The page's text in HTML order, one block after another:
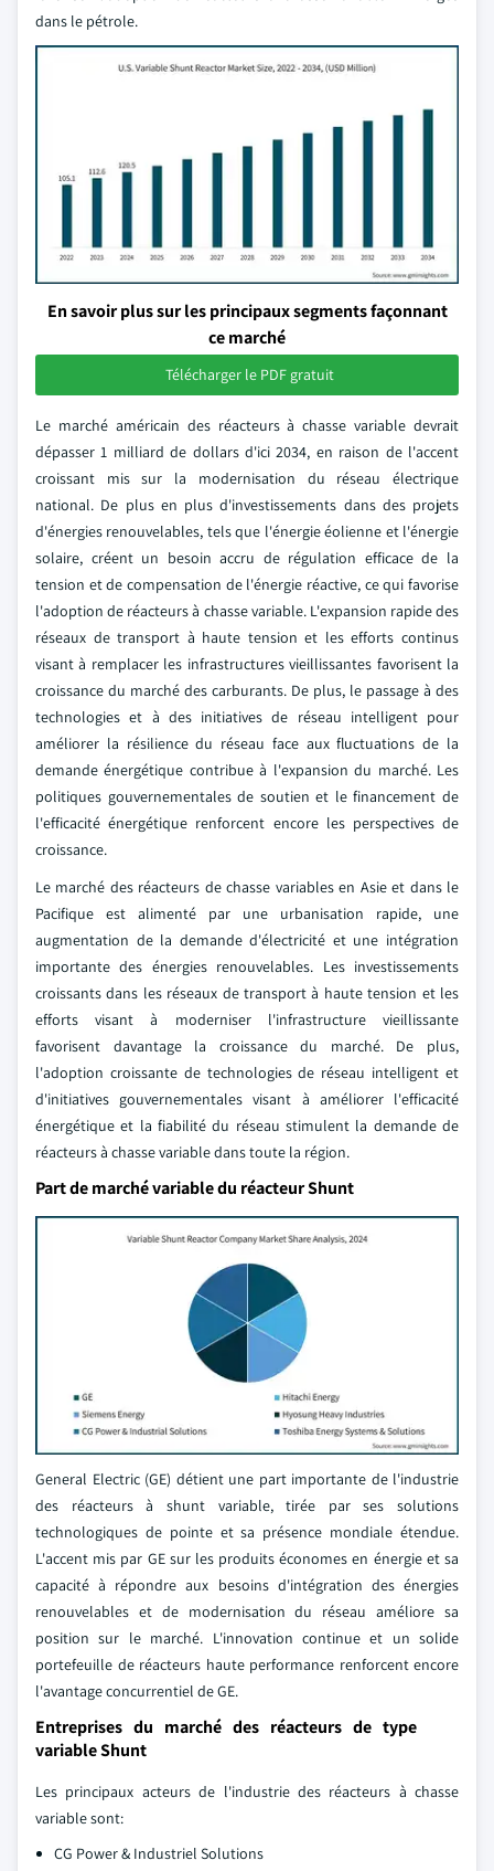
dans le pétrole.
En savoir plus sur les principaux segments façonnant
ce marché
Télécharger le PDF gratuit
Le marché américain des réacteurs à chasse variable devrait
dépasser 1 milliard de dollars d'ici 2034, en raison de l'accent
croissant mis sur la modernisation du réseau électrique
national. De plus en plus d'investissements dans des projets
d'énergies renouvelables, tels que l'énergie éolienne et l'énergie
solaire, créent un besoin accru de régulation efficace de la
tension et de compensation de l'énergie réactive, ce qui favorise
l'adoption de réacteurs à chasse variable. L'expansion rapide des
réseaux de transport à haute tension et les efforts continus
visant à remplacer les infrastructures vieillissantes favorisent la
croissance du marché des carburants. De plus, le passage à des
technologies et à des initiatives de réseau intelligent pour
améliorer la résilience du réseau face aux fluctuations de la
demande énergétique contribue à l'expansion du marché. Les
politiques gouvernementales de soutien et le financement de
l'efficacité énergétique renforcent encore les perspectives de
croissance.
Le marché des réacteurs de chasse variables en Asie et dans le
Pacifique est alimenté par une urbanisation rapide, une
augmentation de la demande d'électricité et une intégration
importante des énergies renouvelables. Les investissements
croissants dans les réseaux de transport à haute tension et les
efforts visant à moderniser l'infrastructure vieillissante
favorisent davantage la croissance du marché. De plus,
l'adoption croissante de technologies de réseau intelligent et
d'initiatives gouvernementales visant à améliorer l'efficacité
énergétique et la fiabilité du réseau stimulent la demande de
réacteurs à chasse variable dans toute la région.
Part de marché variable du réacteur Shunt
General Electric (GE) détient une part importante de l'industrie
des réacteurs à shunt variable, tirée par ses solutions
technologiques de pointe et sa présence mondiale étendue.
L'accent mis par GE sur les produits économes en énergie et sa
capacité à répondre aux besoins d'intégration des énergies
renouvelables et de modernisation du réseau améliore sa
position sur le marché. L'innovation continue et un solide
portefeuille de réacteurs haute performance renforcent encore
l'avantage concurrentiel de GE.
Entreprises du marché des réacteurs de type
variable Shunt
Les principaux acteurs de l'industrie des réacteurs à chasse
variable sont:
CG Power & Industriel Solutions